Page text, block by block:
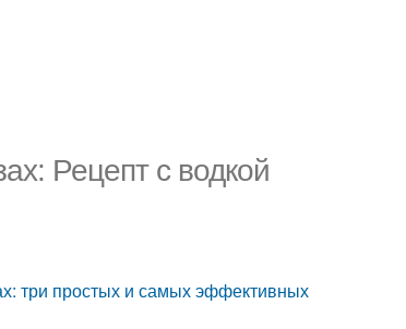
Рецепт с водкой
три простых и самых эффективных